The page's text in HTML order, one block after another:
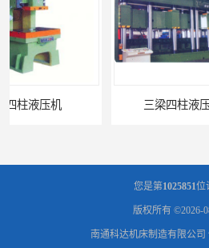
三梁四柱液压机厂家
您是第1025851位
版权所有 ©2026-
南通科达机床制造有限公司